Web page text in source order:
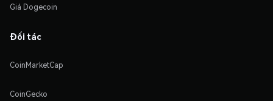
Giá Dogecoin
Đối tác
CoinMarketCap
CoinGecko